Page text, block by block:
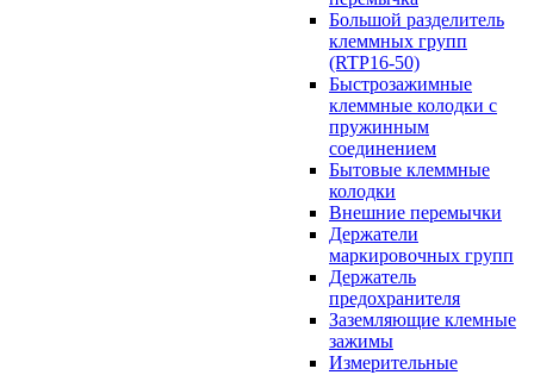
Большой разделитель
клеммных групп
(RTP16-50)
Быстрозажимные
клеммные колодки с
пружинным
соединением
Бытовые клеммные
колодки
Внешние перемычки
Держатели
маркировочных групп
Держатель
предохранителя
Заземляющие клемные
зажимы
Измерительные